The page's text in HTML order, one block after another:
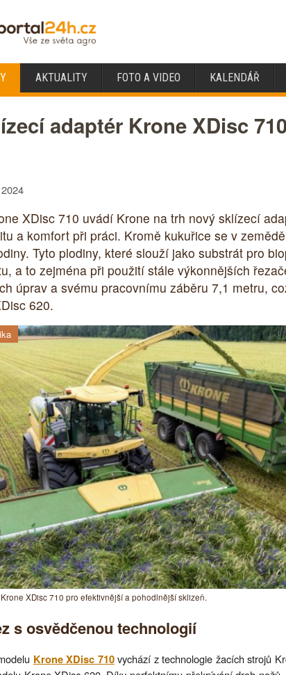
AKTUALITY FOTO A VIDEO KALENDÁŘ
adaptér Krone XDisc
XDisc 710 uvádí Krone na trh nový sklízecí
a komfort při práci. Kromě kukuřice se v
Tyto plodiny, které slouží jako substrát pro
a to zejména při použití stále výkonnějších
úprav a svému pracovnímu záběru 7,1 metru,
620.
XDisc 710 pro efektivnější a pohodlnější sklizeň.
s osvědčenou technologií
Krone XDisc 710vychází z technologie žacích strojů